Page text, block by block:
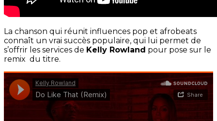
La chanson qui réunit influences pop et afrobeats
connaît un vrai succès populaire, qui lui permet de
s’offrir les services de Kelly Rowland pour pose sur le
remix du titre.